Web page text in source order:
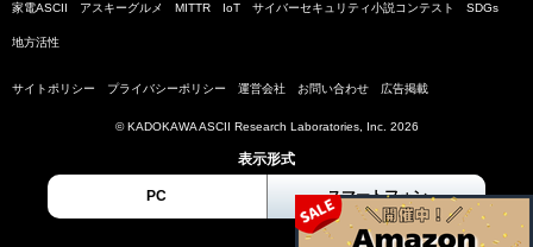
家電ASCII アスキーグルメ MITTR IoT サイバーセキュリティ小説コンテスト SDGs
地方活性
サイトポリシー プライバシーポリシー 運営会社 お問い合わせ 広告掲載
© KADOKAWA ASCII Research Laboratories, Inc. 2026
表示形式
PC スマートフォン